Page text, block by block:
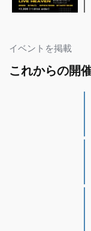
イベントを掲載
これからの開